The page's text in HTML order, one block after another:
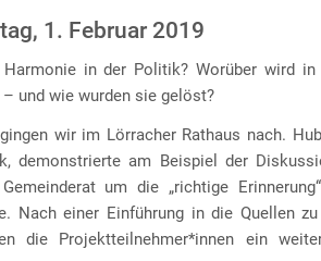
1. Februar 2019
in der Politik? Worüber wird
und wie wurden sie gelöst?
wir im Lörracher Rathaus nach.
demonstrierte am Beispiel der
um die „richtige
Nach einer Einführung in die Quellen
die Projektteilnehmer*innen ein